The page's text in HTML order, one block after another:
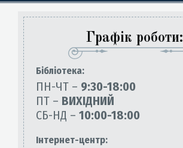
Графік роботи:
Бiблiотека:
ПН-ЧТ – 9:30-18:00
ПТ – ВИХІДНИЙ
СБ-НД – 10:00-18:00
Інтернет-центр: